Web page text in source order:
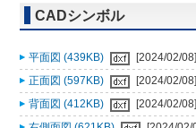
CADシンボル
平面図 (439KB)
[2024/02/08]
正面図 (597KB)
[2024/02/08]
背面図 (412KB)
[2024/02/08]